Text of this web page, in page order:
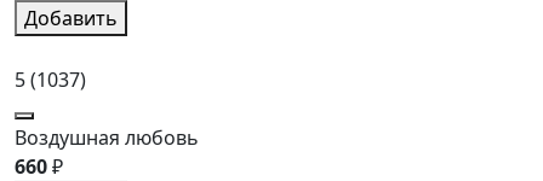
Добавить
5(1037)
Воздушная любовь
660₽